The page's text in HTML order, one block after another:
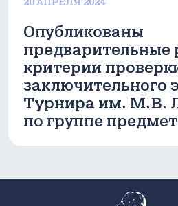
20 АПРЕЛЯ 2024
Опубликованы
предварительные
критерии
заключительного
Турнира им. М.В.
по группе